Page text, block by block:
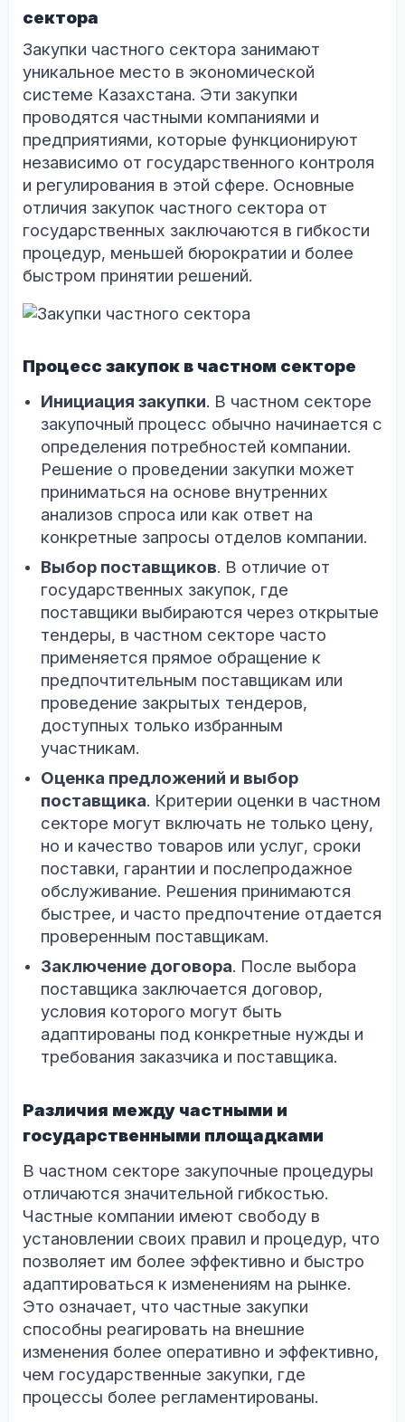
сектора
Закупки частного сектора занимают
уникальное место в экономической
системе Казахстана. Эти закупки
проводятся частными компаниями и
предприятиями, которые функционируют
независимо от государственного контроля
и регулирования в этой сфере. Основные
отличия закупок частного сектора от
государственных заключаются в гибкости
процедур, меньшей бюрократии и более
быстром принятии решений.
Процесс закупок в частном секторе
Инициация закупки. В частном секторе
закупочный процесс обычно начинается с
определения потребностей компании.
Решение о проведении закупки может
приниматься на основе внутренних
анализов спроса или как ответ на
конкретные запросы отделов компании.
Выбор поставщиков. В отличие от
государственных закупок, где
поставщики выбираются через открытые
тендеры, в частном секторе часто
применяется прямое обращение к
предпочтительным поставщикам или
проведение закрытых тендеров,
доступных только избранным
участникам.
Оценка предложений и выбор
поставщика. Критерии оценки в частном
секторе могут включать не только цену,
но и качество товаров или услуг, сроки
поставки, гарантии и послепродажное
обслуживание. Решения принимаются
быстрее, и часто предпочтение отдается
проверенным поставщикам.
Заключение договора. После выбора
поставщика заключается договор,
условия которого могут быть
адаптированы под конкретные нужды и
требования заказчика и поставщика.
Различия между частными и
государственными площадками
В частном секторе закупочные процедуры
отличаются значительной гибкостью.
Частные компании имеют свободу в
установлении своих правил и процедур, что
позволяет им более эффективно и быстро
адаптироваться к изменениям на рынке.
Это означает, что частные закупки
способны реагировать на внешние
изменения более оперативно и эффективно,
чем государственные закупки, где
процессы более регламентированы.